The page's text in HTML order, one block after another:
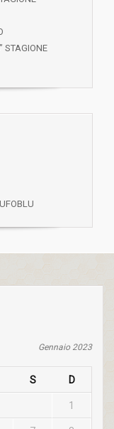
STAGIONE
Gennaio 2023
S D
1